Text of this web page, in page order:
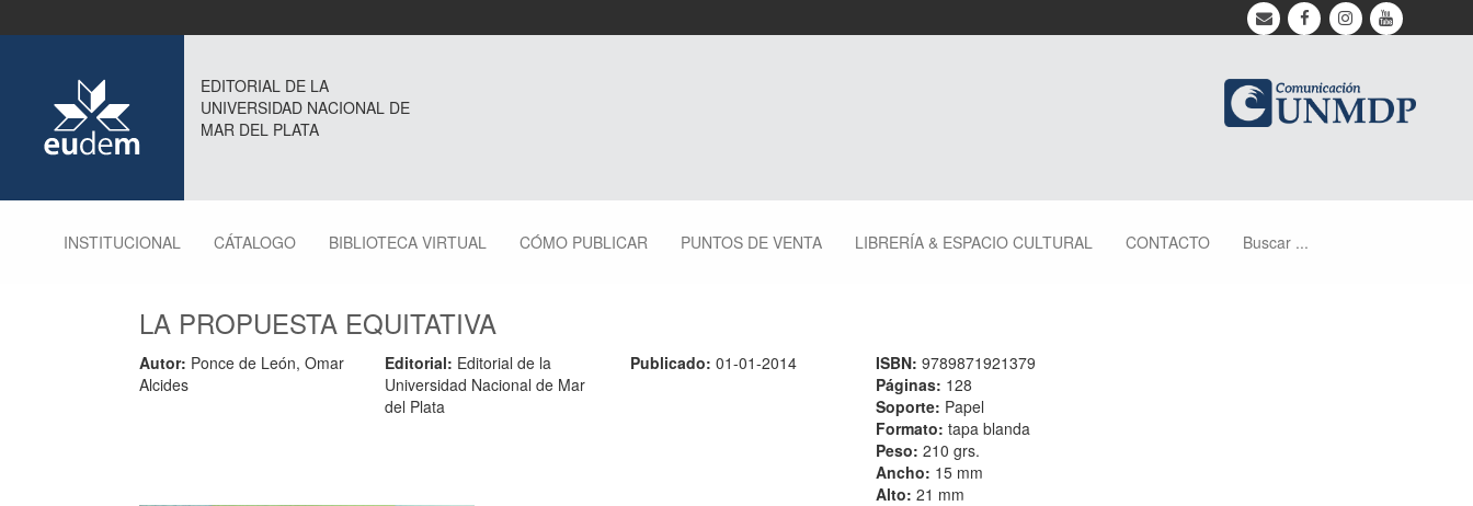
EDITORIAL DE LA
UNIVERSIDAD NACIONAL DE
MAR DEL PLATA
INSTITUCIONAL CÁTALOGO BIBLIOTECA VIRTUAL CÓMO PUBLICAR PUNTOS DE VENTA LIBRERÍA & ESPACIO CULTURAL CONTACTO Buscar ...
LA PROPUESTA EQUITATIVA
Autor: Ponce de León, Omar
Alcides
Editorial: Editorial de la
Universidad Nacional de Mar
del Plata
Publicado: 01-01-2014 ISBN: 9789871921379
Páginas: 128
Soporte: Papel
Formato: tapa blanda
Peso: 210 grs.
Ancho: 15 mm
Alto: 21 mm